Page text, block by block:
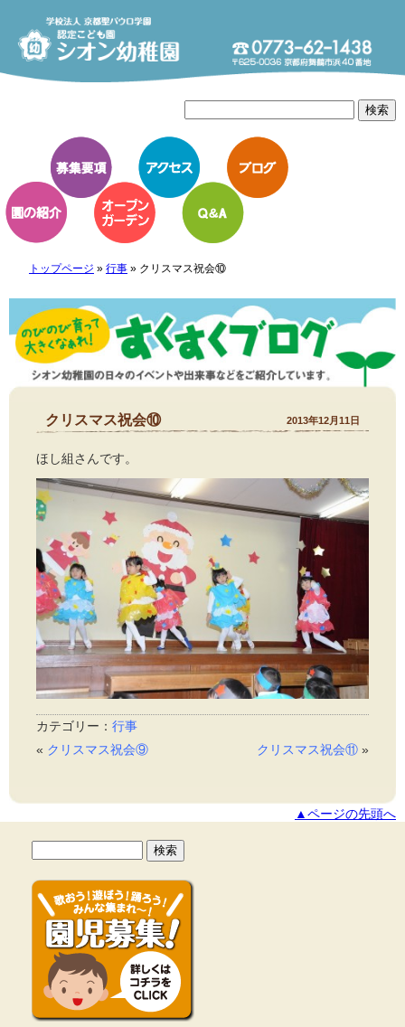
トップページ » 行事» クリスマス祝会⑩
クリスマス祝会⑩ 2013年12月11日
ほし組さんです。
カテゴリー： 行事
« クリスマス祝会⑨ クリスマス祝会⑪ »
▲ページの先頭へ